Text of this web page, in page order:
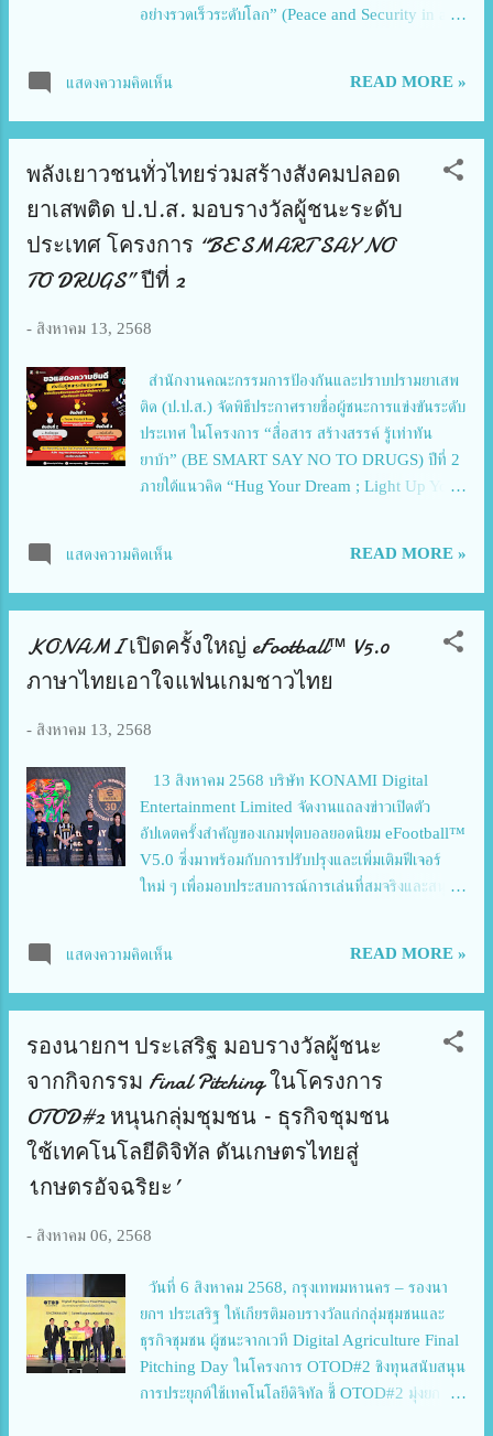
อย่างรวดเร็วระดับโลก” (Peace and Security in a
มั่นคงและสันติภาพของโลกในยุคที่เต็มไปด้วยความผันต
ผวนอย่างที่ไม่เคยเกิดขึ้นมาก่อน โดยจะจัดขึ้นระหว่างวัน
วิทยุ กรุงเทพมหานคร พลเอก พงศ์เทพ แก้วไชโย ผู้
บัญชาการสถาบันวิชาการป้องกันประเทศ กล่าวว่า เวที
ดังกล่าวจะส่งเสริมให้ผู้นำทั้งจากระดับโลกและระดับ
ภูมิภาค ผู้เชี่ยวชาญด้านความมั่นคง และนักวิชาการ ได้
แลกเปลี่ยนความคิดเห็นและแบ่งปันข้อมูลเชิงลึก เพื่อ
ได้จริง ซึ่งจะนำไปสู่ความร่วมมือและนวัตกรรมใหม่ ๆ
โลก ภูมิภาค และประเทศไทย สำหรับการประชุมครั้งนี้
ได้รับเกียรติจากผู้เข้าร่วมจากนานาชาติและหลากหลาย
ภาคส่วน ประกอบด้วย เอกอัครราช...
แสดงความคิดเห็น READ MORE »
พลังเยาวชนทั่วไทยร่วมสร้างสังคมปลอด
ยาเสพติด ป.ป.ส. มอบรางวัลผู้ชนะระดับ
ประเทศ โครงการ “BE SMART SAY NO
TO DRUGS” ปีที่ 2
- สิงหาคม 13, 2568
สำนักงานคณะกรรมการป้องกันและปราบปรามยาเสพ
ติด (ป.ป.ส.) จัดพิธีประกาศรายชื่อผู้ชนะการแข่งขันระดับ
ประเทศ ในโครงการ “สื่อสาร สร้างสรรค์ รู้เท่าทัน
ยาบ้า” (BE SMART SAY NO TO DRUGS) ปีที่ 2
ภายใต้แนวคิด “Hug Your Dream ; Light Up Your
ถึงพิษภัยของยาเสพติด พร้อมต่อยอดความคิดสร้างสรรค์
สู่การผลิตสื่อรณรงค์ที่เข้าถึงผู้คนได้อย่างลึกซึ้งและทรง
เยาวชนทุกจังหวัดทั่วประเทศ โดยมีผลงานสร้างสรรค์ส่ง
เข้าร่วมประกวดจำนวนมาก ผลงานที่ผ่านการคัดเลือกใน
ประเทศ เพื่อเฟ้นหาสุดยอดสื่อสร้างสรรค์ต้านยาเสพติด
เป็นกลไกสำคัญด้านการสื่อสารเชิงบวก มุ่งสร้าง
ภูมิคุ้มกันทางความคิดให้แก่เยาวชนและสังคมไทย เพื่อ
ป้องกันไม่ให้ก้าวเข้าสู่วงจรยาเสพติด พร้อมส่งเสริม
บทบาทเยาวชนในฐานะแกนนำรณรงค์และขับเคลื่อน
สังคมให้ปลอดภัยจากยาเสพติดอย่างยั่งยืน สำหรับรายชื่อ
แสดงความคิดเห็น READ MORE »
KONAMI เปิดครั้งใหญ่ eFootball™︎ V5.0
ภาษาไทยเอาใจแฟนเกมชาวไทย
- สิงหาคม 13, 2568
13 สิงหาคม 2568 บริษัท KONAMI Digital
Entertainment Limited จัดงานแถลงข่าวเปิดตัว
อัปเดตครั้งสำคัญของเกมฟุตบอลยอดนิยม eFootball™︎
V5.0 ซึ่งมาพร้อมกับการปรับปรุงและเพิ่มเติมฟีเจอร์
ใหม่ ๆ เพื่อมอบประสบการณ์การเล่นที่สมจริงและสนุก
Producer ของเกม eFootball™︎, ได้เปิดเผยราย
ละเอียดที่น่าสนใจของเวอร์ชันใหม่นี้ โดยเฉพาะการ
มือถือ: ยกระดับภาพให้สวยงามและสมจริงยิ่งขึ้น เพื่อให้
ผู้เล่นบนแพลตฟอร์มมือถือได้สัมผัสประสบการณ์ใกล้
เคียงกับคอนโซล * ระบบการเล่นเกมรับที่ดีขึ้น:
ปรับปรุงกลไกการเล่นเกมรับให้มีความท้าทายและสมจริง
กว่าเดิม * ฟีเจอร์ใหม่ Link Up และ Treasure Link:
โดย Link Up เป็นฟีเจอร์สำหรับผู้จัดการทีม ที่จะช่วย
กันได้เป็นพิเศษ หรือเพิ่มประสิทธิภาพระหว่างการเล่น
เล่นได้รับรางวัลจากการเชื่อมต่อช่องสี่เหลี่ยมในแนวตั้ง
แนวนอน และแนวท...
แสดงความคิดเห็น READ MORE »
รองนายกฯ ประเสริฐ มอบรางวัลผู้ชนะ
จากกิจกรรม Final Pitching ในโครงการ
OTOD#2 หนุนกลุ่มชุมชน – ธุรกิจชุมชน
ใช้เทคโนโลยีดิจิทัล ดันเกษตรไทยสู่
‘เกษตรอัจฉริยะ’
- สิงหาคม 06, 2568
วันที่ 6 สิงหาคม 2568, กรุงเทพมหานคร – รองนา
ยกฯ ประเสริฐ ให้เกียรติมอบรางวัลแก่กลุ่มชุมชนและ
ธุรกิจชุมชน ผู้ชนะจากเวที Digital Agriculture Final
Pitching Day ในโครงการ OTOD#2 ชิงทุนสนับสนุน
การประยุกต์ใช้เทคโนโลยีดิจิทัล ชี้ OTOD#2 มุ่งยก